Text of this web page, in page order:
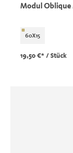
Modul Oblique
60X15
19,50 €* / Stück